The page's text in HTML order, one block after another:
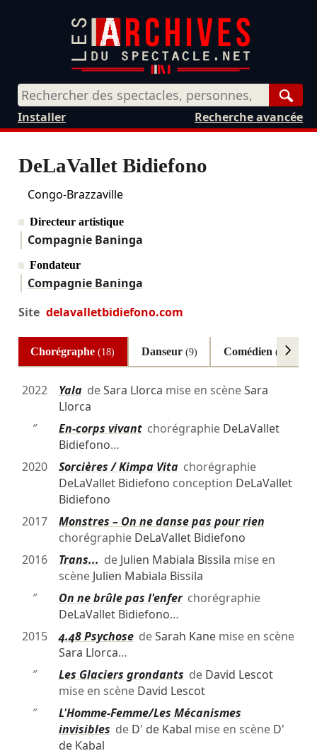
Recherche avancée
Installer
DeLaVallet Bidiefono
Congo-Brazzaville
Directeur artistique
Compagnie Baninga
Fondateur
Compagnie Baninga
Site delavalletbidiefono.com
Chorégraphe(18) Danseur (9) Comédien(6)
2022 YaladeSara Llorca mise en scèneSara
Llorca
″
En-corps vivantchorégraphie DeLaVallet
Bidiefono…
2020
Sorcières / Kimpa Vitachorégraphie
DeLaVallet Bidiefono conception DeLaVallet
Bidiefono
2017
Monstres – On ne danse pas pour rien
chorégraphie DeLaVallet Bidiefono
2016
Trans... de Julien Mabiala Bissila mise en
scène Julien Mabiala Bissila
″
On ne brûle pas l'enferchorégraphie
DeLaVallet Bidiefono…
2015
4.48 PsychosedeSarah Kanemise en scène
Sara Llorca…
″
Les Glaciers grondants de David Lescot
mise en scène David Lescot
″
L'Homme-Femme/Les Mécanismes
invisibles de D' de Kabal mise en scène D'
de Kabal